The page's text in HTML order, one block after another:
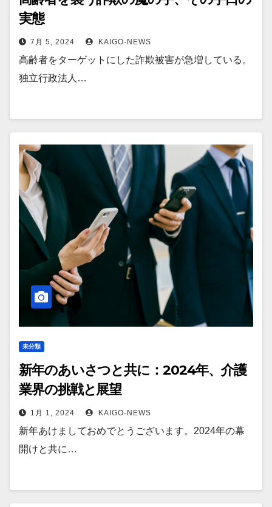
実態
7月 5, 2024 KAIGO-NEWS
高齢者をターゲットにした詐欺被害が急増している。
独立行政法人…
未分類
新年のあいさつと共に：2024年、介護
業界の挑戦と展望
1月 1, 2024 KAIGO-NEWS
新年あけましておめでとうございます。2024年の幕
開けと共に…